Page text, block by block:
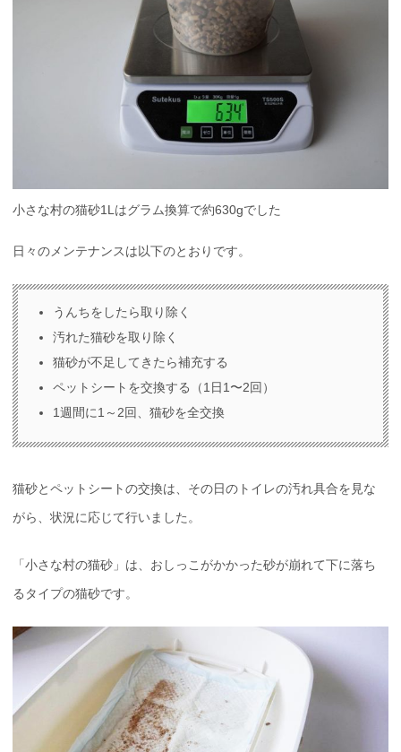
小さな村の猫砂1Lはグラム換算で約630gでした
日々のメンテナンスは以下のとおりです。
うんちをしたら取り除く
汚れた猫砂を取り除く
猫砂が不足してきたら補充する
ペットシートを交換する（1日1〜2回）
1週間に1～2回、猫砂を全交換
猫砂とペットシートの交換は、その日のトイレの汚れ具合を見な
がら、状況に応じて行いました。
「小さな村の猫砂」は、おしっこがかかった砂が崩れて下に落ち
るタイプの猫砂です。